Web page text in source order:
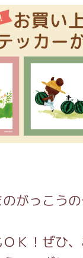
がっこう
Ｋ！ぜひ